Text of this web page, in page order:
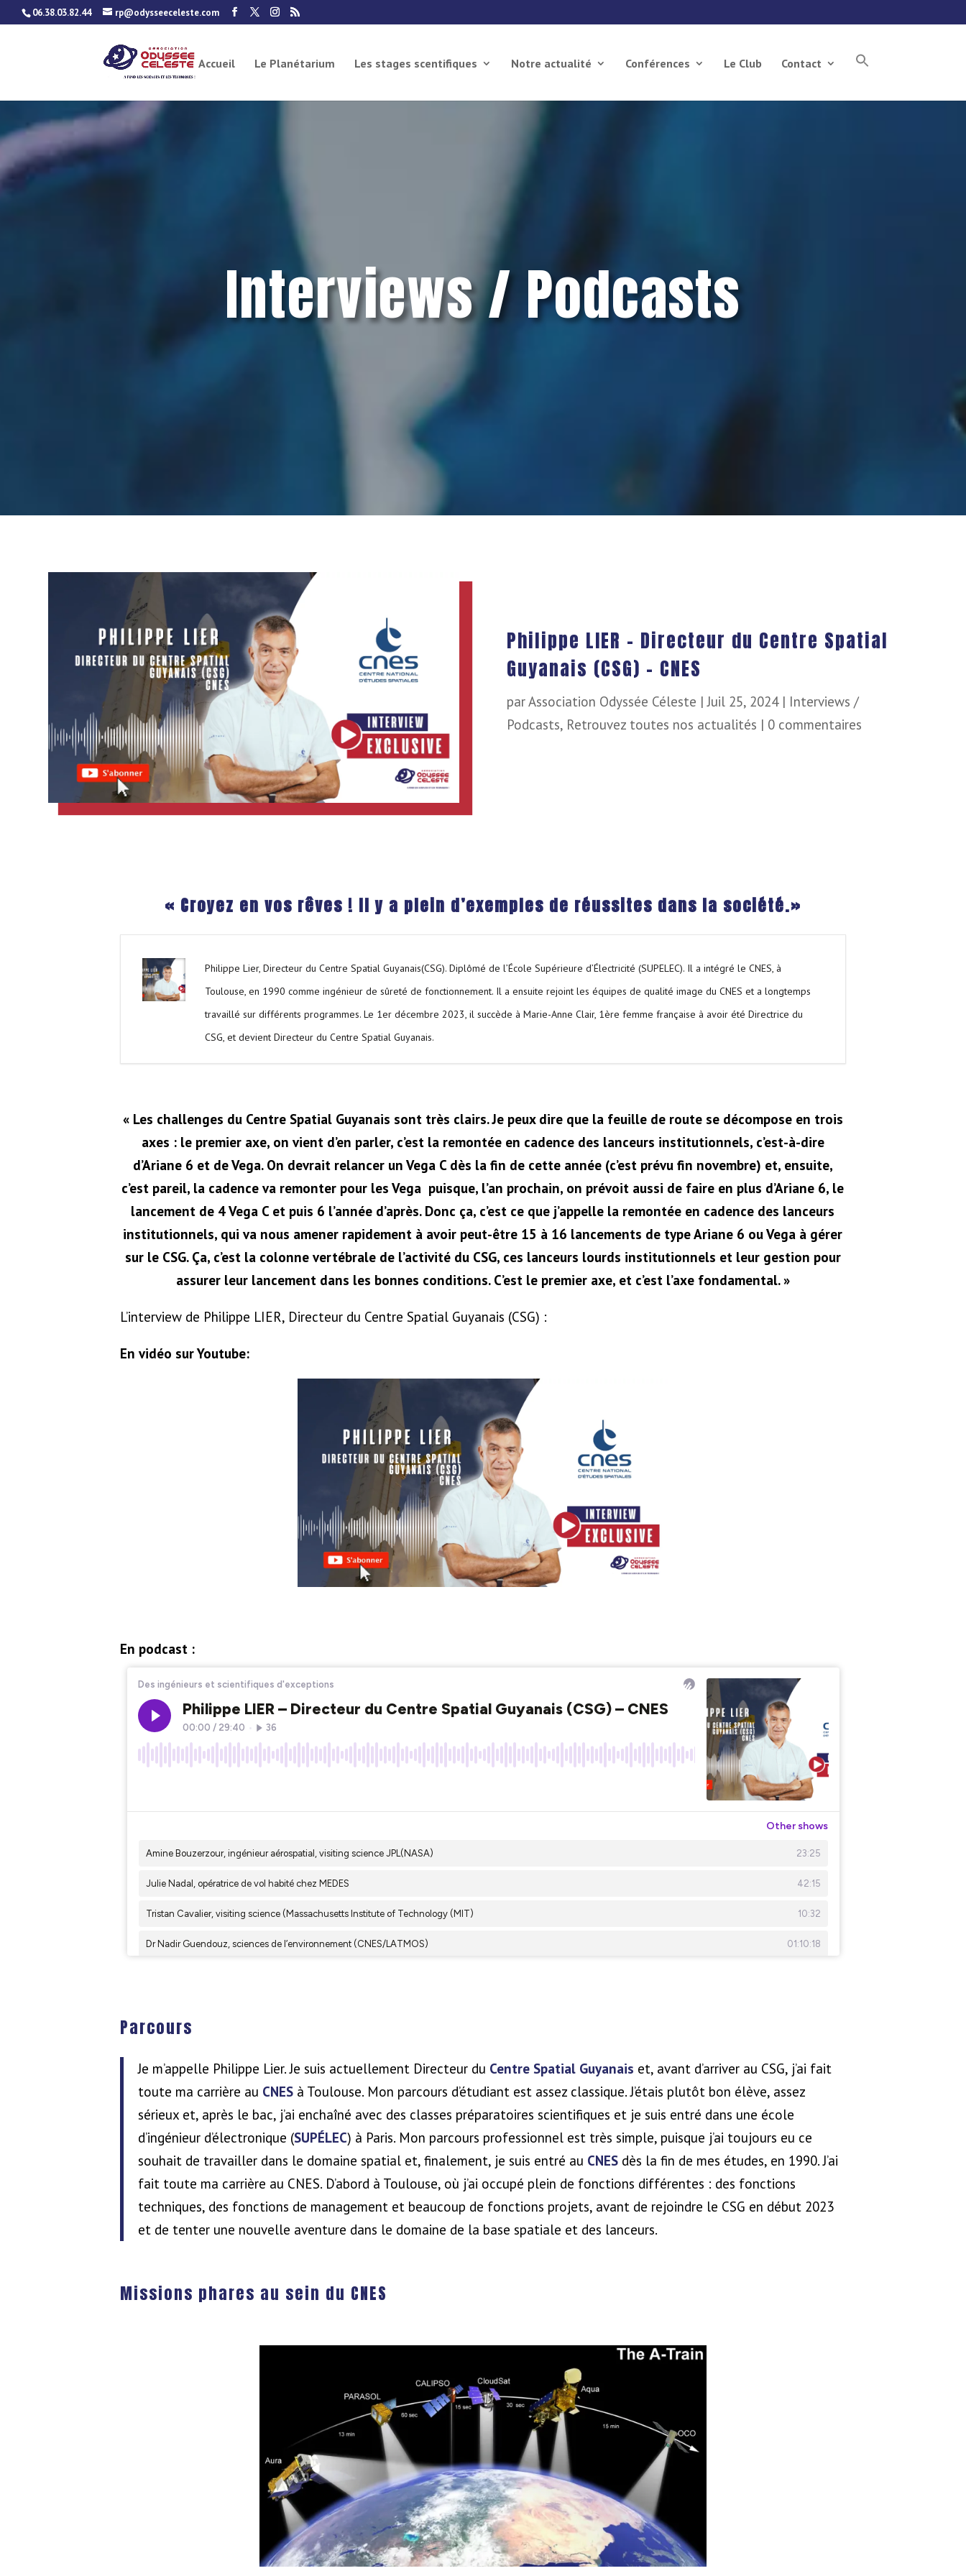
06.38.03.82.44 rp@odysseeceleste.com
Accueil Le Planétarium Les stages scentifiques Notre actualité Conférences Le Club Contact
Interviews / Podcasts
Philippe LIER – Directeur du Centre Spatial
Guyanais (CSG) – CNES
parAssociation Odyssée Céleste |Juil 25, 2024| Interviews /
Podcasts, Retrouvez toutes nos actualités | 0 commentaires
« Croyez en vos rêves ! Il y a plein d’exemples de réussites dans la société.»
Philippe Lier, Directeur du Centre Spatial Guyanais(CSG). Diplômé de l’École Supérieure d’Électricité (SUPELEC). Il a intégré le CNES, à
Toulouse, en 1990 comme ingénieur de sûreté de fonctionnement. Il a ensuite rejoint les équipes de qualité image du CNES et a longtemps
travaillé sur différents programmes. Le 1er décembre 2023, il succède à Marie-Anne Clair, 1ère femme française à avoir été Directrice du
CSG, et devient Directeur du Centre Spatial Guyanais.
« Les challenges du Centre Spatial Guyanais sont très clairs. Je peux dire que la feuille de route se décompose en trois
axes : le premier axe, on vient d’en parler, c’est la remontée en cadence des lanceurs institutionnels, c’est-à-dire
d’Ariane 6 et de Vega. On devrait relancer un Vega C dès la fin de cette année (c’est prévu fin novembre) et, ensuite,
c’est pareil, la cadence va remonter pour les Vega puisque, l’an prochain, on prévoit aussi de faire en plus d’Ariane 6, le
lancement de 4 Vega C et puis 6 l’année d’après. Donc ça, c’est ce que j’appelle la remontée en cadence des lanceurs
institutionnels, qui va nous amener rapidement à avoir peut-être 15 à 16 lancements de type Ariane 6 ou Vega à gérer
sur le CSG. Ça, c’est la colonne vertébrale de l’activité du CSG, ces lanceurs lourds institutionnels et leur gestion pour
assurer leur lancement dans les bonnes conditions. C’est le premier axe, et c’est l’axe fondamental. »
L’interview de Philippe LIER, Directeur du Centre Spatial Guyanais (CSG) :
En vidéo sur Youtube:
En podcast :
Parcours
Je m’appelle Philippe Lier. Je suis actuellement Directeur du Centre Spatial Guyanais et, avant d’arriver au CSG, j’ai fait
toute ma carrière au CNESà Toulouse. Mon parcours d’étudiant est assez classique. J’étais plutôt bon élève, assez
sérieux et, après le bac, j’ai enchaîné avec des classes préparatoires scientifiques et je suis entré dans une école
d’ingénieur d’électronique (SUPÉLEC) à Paris. Mon parcours professionnel est très simple, puisque j’ai toujours eu ce
souhait de travailler dans le domaine spatial et, finalement, je suis entré au CNESdès la fin de mes études, en 1990. J’ai
fait toute ma carrière au CNES. D’abord à Toulouse, où j’ai occupé plein de fonctions différentes : des fonctions
techniques, des fonctions de management et beaucoup de fonctions projets, avant de rejoindre le CSG en début 2023
et de tenter une nouvelle aventure dans le domaine de la base spatiale et des lanceurs.
Missions phares au sein du CNES